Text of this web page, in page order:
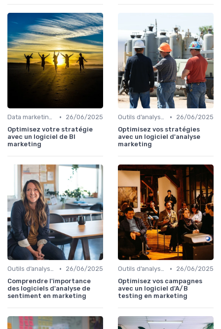
Data marketing, KPI & reporting •
26/06/2025
Optimisez votre stratégie
avec un logiciel de BI
marketing
Outils d’analyse & attribution •
26/06/2025
Optimisez vos stratégies
avec un logiciel d'analyse
marketing
Outils d’analyse & attribution •
26/06/2025
Comprendre l'importance
des logiciels d'analyse de
sentiment en marketing
Outils d’analyse & attribution •
26/06/2025
Optimisez vos campagnes
avec un logiciel d'A/B
testing en marketing